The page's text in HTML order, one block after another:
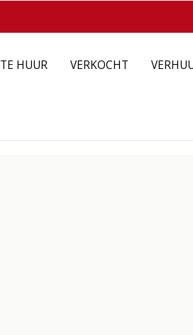
TE HUUR VERKOCHT